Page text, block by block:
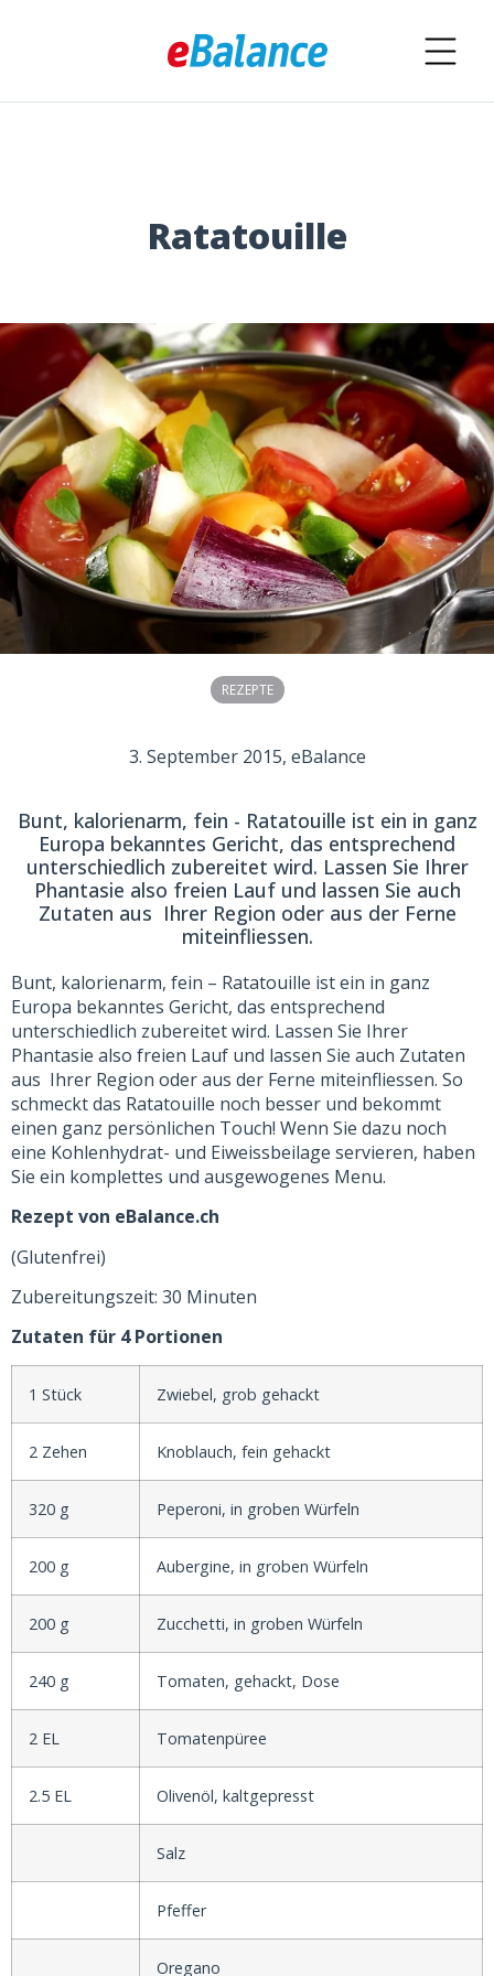
Ratatouille
REZEPTE
3. September 2015, eBalance
Bunt, kalorienarm, fein - Ratatouille ist ein in ganz
Europa bekanntes Gericht, das entsprechend
unterschiedlich zubereitet wird. Lassen Sie Ihrer
Phantasie also freien Lauf und lassen Sie auch
Zutaten aus Ihrer Region oder aus der Ferne
miteinfliessen.
Bunt, kalorienarm, fein – Ratatouille ist ein in ganz
Europa bekanntes Gericht, das entsprechend
unterschiedlich zubereitet wird. Lassen Sie Ihrer
Phantasie also freien Lauf und lassen Sie auch Zutaten
aus Ihrer Region oder aus der Ferne miteinfliessen. So
schmeckt das Ratatouille noch besser und bekommt
einen ganz persönlichen Touch! Wenn Sie dazu noch
eine Kohlenhydrat- und Eiweissbeilage servieren, haben
Sie ein komplettes und ausgewogenes Menu.
Rezept von eBalance.ch
(Glutenfrei)
Zubereitungszeit: 30 Minuten
Zutaten für 4 Portionen
1 Stück Zwiebel, grob gehackt
2 Zehen Knoblauch, fein gehackt
320 g Peperoni, in groben Würfeln
200 g Aubergine, in groben Würfeln
200 g Zucchetti, in groben Würfeln
240 g Tomaten, gehackt, Dose
2 EL Tomatenpüree
2.5 EL Olivenöl, kaltgepresst
Salz
Pfeffer
Oregano